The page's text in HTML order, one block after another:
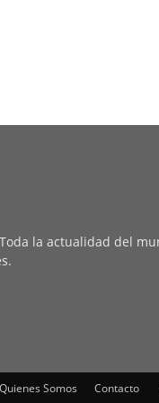
la actualidad del
Quienes Somos Contacto